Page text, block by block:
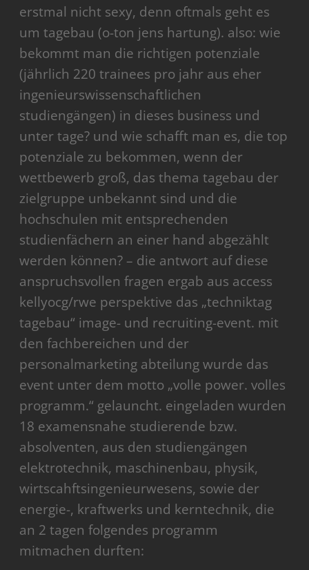
erstmal nicht sexy, denn oftmals geht es
um tagebau (o-ton jens hartung). also: wie
bekommt man die richtigen potenziale
(jährlich 220 trainees pro jahr aus eher
ingenieurswissenschaftlichen
studiengängen) in dieses business und
unter tage? und wie schafft man es, die top
potenziale zu bekommen, wenn der
wettbewerb groß, das thema tagebau der
zielgruppe unbekannt sind und die
hochschulen mit entsprechenden
studienfächern an einer hand abgezählt
werden können? – die antwort auf diese
anspruchsvollen fragen ergab aus access
kellyocg/rwe perspektive das „techniktag
tagebau“ image- und recruiting-event. mit
den fachbereichen und der
personalmarketing abteilung wurde das
event unter dem motto „volle power. volles
programm.“ gelauncht. eingeladen wurden
18 examensnahe studierende bzw.
absolventen, aus den studiengängen
elektrotechnik, maschinenbau, physik,
wirtscahftsingenieurwesens, sowie der
energie-, kraftwerks und kerntechnik, die
an 2 tagen folgendes programm
mitmachen durften: